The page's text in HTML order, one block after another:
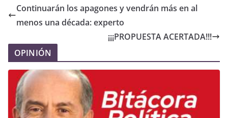
Continuarán los apagones y vendrán más en al
menos una década: experto
¡¡¡PROPUESTA ACERTADA!!!
OPINIÓN